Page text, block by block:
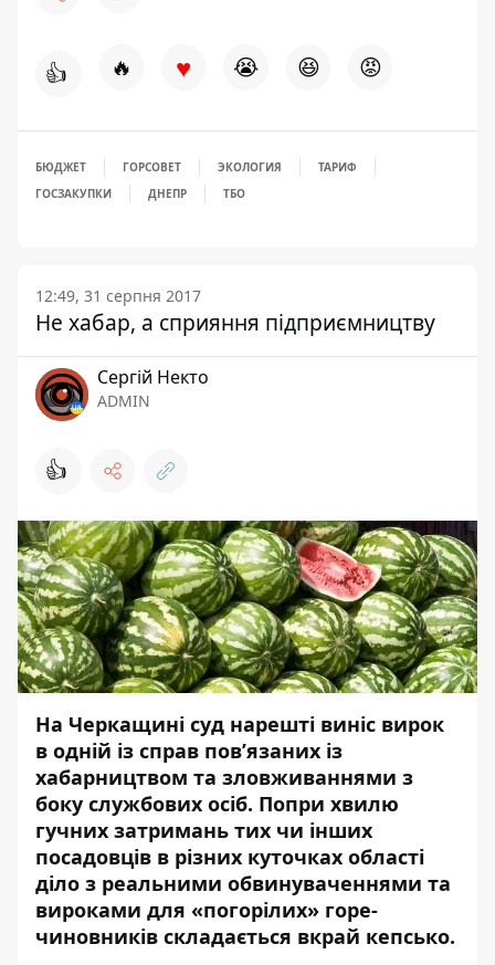
👍 🔥 ♥ 😭 😆 😡
БЮДЖЕТ ГОРСОВЕТ ЭКОЛОГИЯ
ТАРИФ
ГОСЗАКУПКИ
ДНЕПР ТБО
12:49, 31 серпня 2017
Не хабар, а сприяння підприємництву
Сергій Некто
ADMIN
👍
На Черкащині суд нарешті виніс вирок
в одній із справ пов’язаних із
хабарництвом та зловживаннями з
боку службових осіб. Попри хвилю
гучних затримань тих чи інших
посадовців в різних куточках області
діло з реальними обвинуваченнями та
вироками для «погорілих» горе-
чиновників складається вкрай кепсько.